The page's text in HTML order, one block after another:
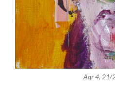
Aqr 4, 21/